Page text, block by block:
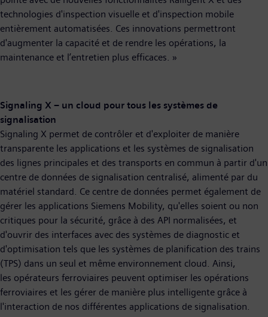
technologies d'inspection visuelle et d'inspection mobile
entièrement automatisées. Ces innovations permettront
d'augmenter la capacité et de rendre les opérations, la
maintenance et l’entretien plus efficaces. »
Signaling X – un cloud pour tous les systèmes de
signalisation
Signaling X permet de contrôler et d'exploiter de manière
transparente les applications et les systèmes de signalisation
des lignes principales et des transports en commun à partir d'un
centre de données de signalisation centralisé, alimenté par du
matériel standard. Ce centre de données permet également de
gérer les applications Siemens Mobility, qu'elles soient ou non
critiques pour la sécurité, grâce à des API normalisées, et
d'ouvrir des interfaces avec des systèmes de diagnostic et
d'optimisation tels que les systèmes de planification des trains
(TPS) dans un seul et même environnement cloud. Ainsi,
les opérateurs ferroviaires peuvent optimiser les opérations
ferroviaires et les gérer de manière plus intelligente grâce à
l'interaction de nos différentes applications de signalisation.